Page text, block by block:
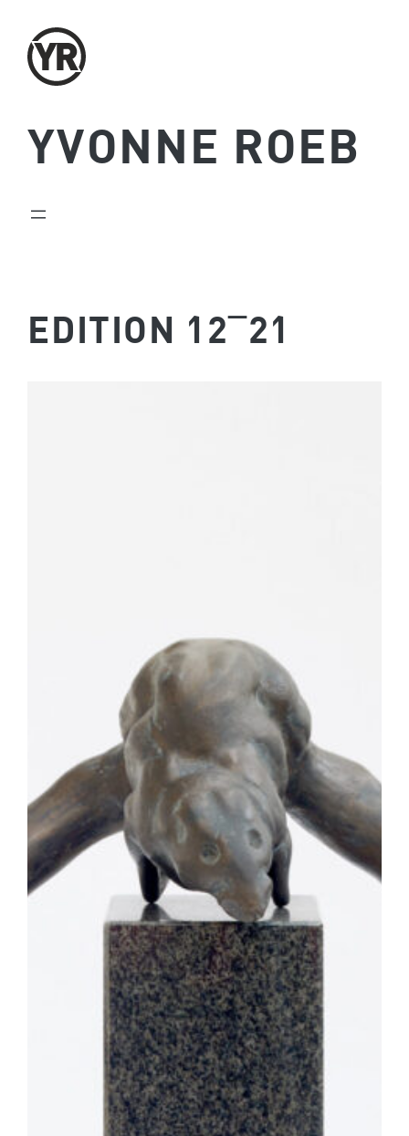
Inhalt
springen
YVONNE ROEB
EDITION 12¯21